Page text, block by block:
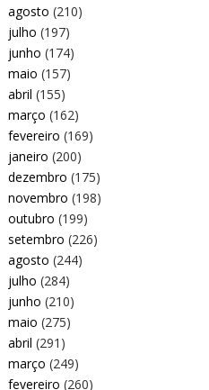
agosto (210)
julho (197)
junho (174)
maio (157)
abril (155)
março (162)
fevereiro (169)
janeiro (200)
dezembro (175)
novembro (198)
outubro (199)
setembro (226)
agosto (244)
julho (284)
junho (210)
maio (275)
abril (291)
março (249)
fevereiro (260)